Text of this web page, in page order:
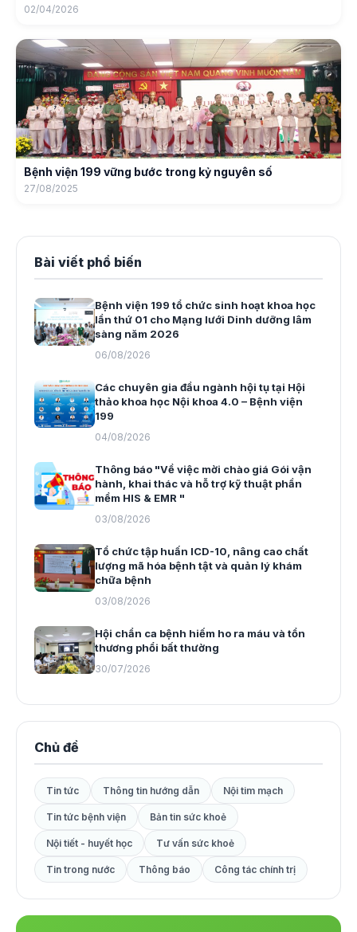
02/04/2026
Bệnh viện 199 vững bước trong kỷ nguyên số
27/08/2025
Bài viết phổ biến
Bệnh viện 199 tổ chức sinh hoạt khoa học
lần thứ 01 cho Mạng lưới Dinh dưỡng lâm
sàng năm 2026
06/08/2026
Các chuyên gia đầu ngành hội tụ tại Hội
thảo khoa học Nội khoa 4.0 – Bệnh viện
199
04/08/2026
Thông báo "Về việc mời chào giá Gói vận
hành, khai thác và hỗ trợ kỹ thuật phần
mềm HIS & EMR "
03/08/2026
Tổ chức tập huấn ICD-10, nâng cao chất
lượng mã hóa bệnh tật và quản lý khám
chữa bệnh
03/08/2026
Hội chẩn ca bệnh hiếm ho ra máu và tổn
thương phổi bất thường
30/07/2026
Chủ đề
Tin tức Thông tin hướng dẫn Nội tim mạch
Tin tức bệnh viện Bản tin sức khoẻ
Nội tiết - huyết học Tư vấn sức khoẻ
Tin trong nước Thông báo Công tác chính trị